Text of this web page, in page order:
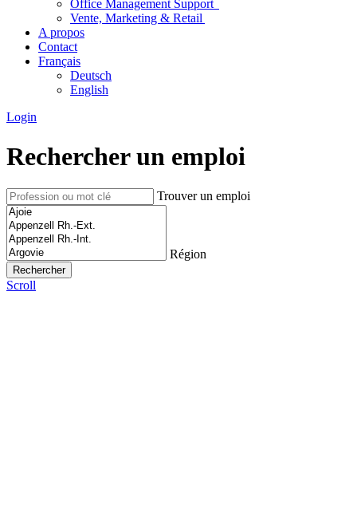
Office Management Support
Vente, Marketing & Retail
A propos
Contact
Français
Deutsch
English
Login
Rechercher un emploi
Trouver un emploi
Région
Scroll